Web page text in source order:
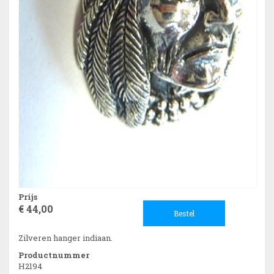
Prijs
€ 44,00 Bestel
Zilveren hanger indiaan.
Productnummer
H2194